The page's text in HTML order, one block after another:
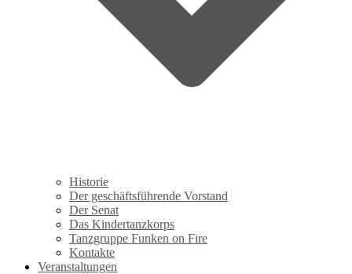
Historie
Der geschäftsführende Vorstand
Der Senat
Das Kindertanzkorps
Tanzgruppe Funken on Fire
Kontakte
Veranstaltungen